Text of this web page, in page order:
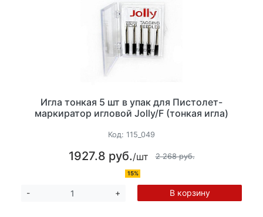
Игла тонкая 5 шт в упак для Пистолет-
маркиратор игловой Jolly/F (тонкая игла)
Код: 115_049
1927.8 руб./шт 2 268 руб.
15%
- + В корзину